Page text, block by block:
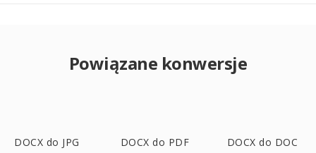
Powiązane konwersje
DOCX do JPG DOCX do PDF DOCX do DOC